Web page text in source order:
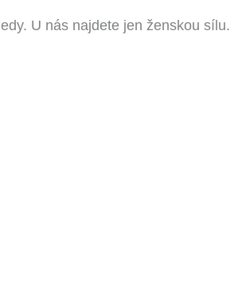
U nás najdete jen ženskou sílu.